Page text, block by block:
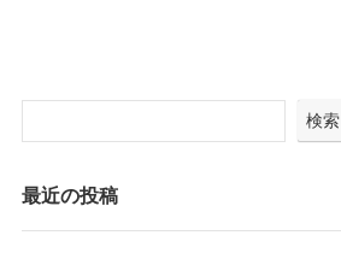
検索
最近の投稿